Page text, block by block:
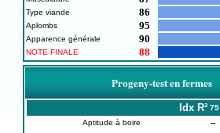
Type viande 86
Aplombs 95
Apparence générale 90
NOTE FINALE 88
Progeny-test en fermes
Idx R² 75
Aptitude à boire --